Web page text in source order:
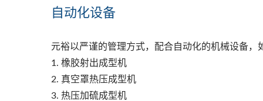
自动化设备
元裕以严谨的管理方式，配合自动化的机械设备，
1. 橡胶射出成型机
2. 真空罩热压成型机
3. 热压加硫成型机